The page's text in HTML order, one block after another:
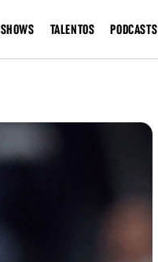
SHOWS TALENTOS PODCASTS